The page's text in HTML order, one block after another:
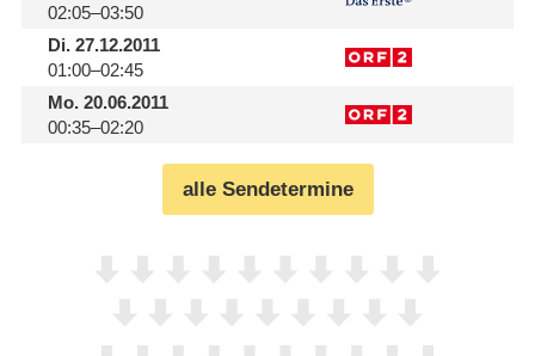
02:05–03:50
Di.27.12.2011
01:00–02:45
Mo.20.06.2011
00:35–02:20
alle Sendetermine